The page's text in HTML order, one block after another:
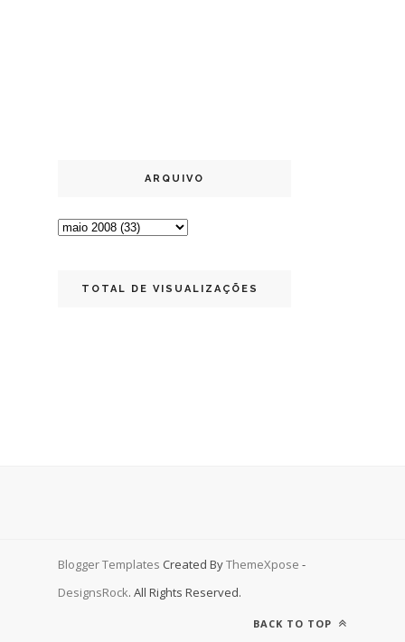
ARQUIVO
TOTAL DE VISUALIZAÇÕES
Blogger Templates Created ByThemeXpose -
DesignsRock. All Rights Reserved.
BACK TO TOP